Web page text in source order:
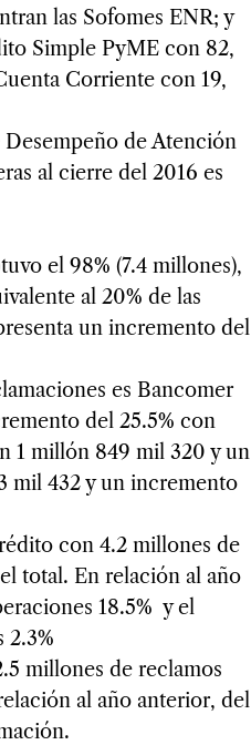
las Sofomes ENR; y
Simple PyME con 82,
Corriente con 19,
de Atención
al cierre del 2016 es
el 98% (7.4 millones),
al 20% de las
un incremento del
es Bancomer
del 25.5% con
1 millón 849 mil 320 y un
mil 432 y un incremento
con 4.2 millones de
total. En relación al año
18.5% y el
2.3%
millones de reclamos
al año anterior, del